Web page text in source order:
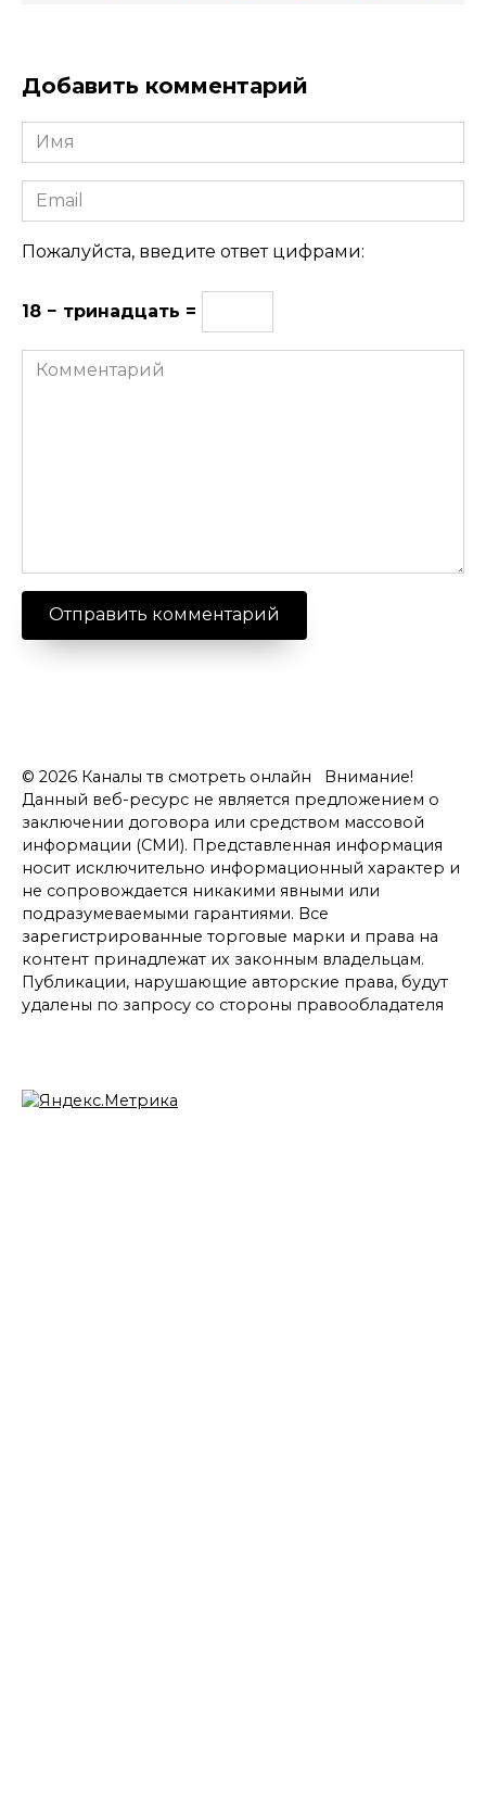
Добавить комментарий
Имя
Email
Пожалуйста, введите ответ цифрами:
18 − тринадцать =
Комментарий
© 2026 Каналы тв смотреть онлайн Внимание!
Данный веб-ресурс не является предложением о
заключении договора или средством массовой
информации (СМИ). Представленная информация
носит исключительно информационный характер и
не сопровождается никакими явными или
подразумеваемыми гарантиями. Все
зарегистрированные торговые марки и права на
контент принадлежат их законным владельцам.
Публикации, нарушающие авторские права, будут
удалены по запросу со стороны правообладателя